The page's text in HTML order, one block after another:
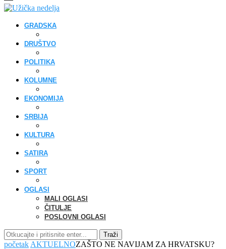
GRADSKA
DRUŠTVO
POLITIKA
KOLUMNE
EKONOMIJA
SRBIJA
KULTURA
SATIRA
SPORT
OGLASI
MALI OGLASI
ČITULJE
POSLOVNI OGLASI
Traži
početak AKTUELNOZAŠTO NE NAVIJAM ZA HRVATSKU?